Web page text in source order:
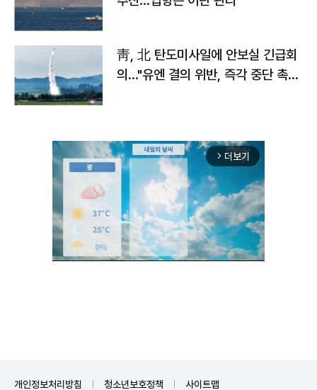
靑, 北 탄도미사일에 안보실 긴급회
의…"유엔 결의 위반, 즉각 중단 촉
arrow_forward_ios 더보기
개인정보처리방침 청소년보호정책 사이트맵